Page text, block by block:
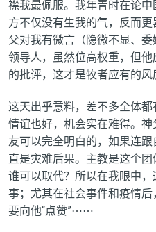
襟我最佩服。我年青时在论
方不仅没有生我的气，反而
父对我有微言（隐微不显、
领导人，虽然位高权重，但
的批评，这才是牧者应有的风
这天出乎意料，差不多全体
情谊也好，机会实在难得。
友可以完全明白的，如果连
直是灾难后果。主教是这个团
谁可以取代？所以在我眼中
事；尤其在社会事件和疫情后
要向他“点赞”⋯⋯